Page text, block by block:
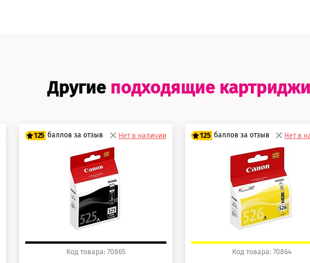
Другие подходящие картриджи
125 баллов за отзыв
100 баллов
125 баллов
Нет в наличии
Код товара: 70865
125 баллов за отзыв
125 баллов
Нет в
Код товара: 70864